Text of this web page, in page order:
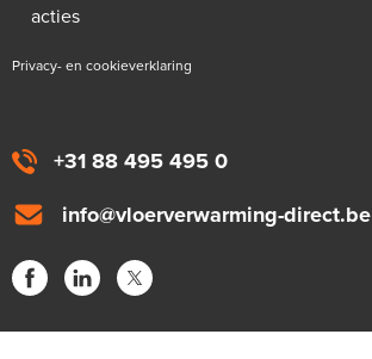
+31 88 495 495 0
info@vloerverwarming-direct.be
acties
Privacy- en cookieverklaring